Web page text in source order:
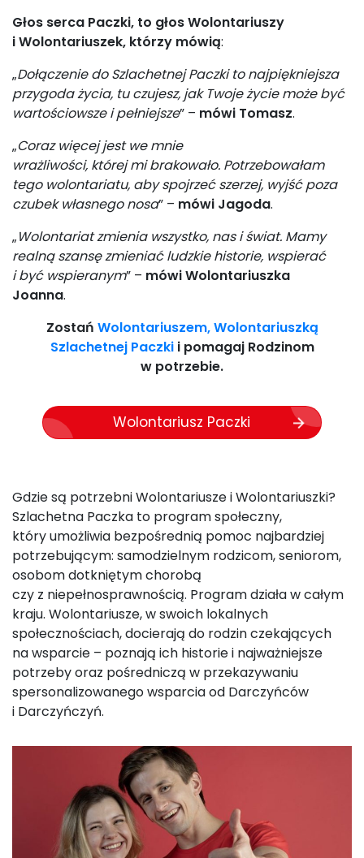
Głos serca Paczki, to głos Wolontariuszy
i Wolontariuszek, którzy mówią:
„Dołączenie do Szlachetnej Paczki to najpiękniejsza
przygoda życia, tu czujesz, jak Twoje życie może być
wartościowsze i pełniejsze” – mówi Tomasz.
„Coraz więcej jest we mnie
wrażliwości, której mi brakowało. Potrzebowałam
tego wolontariatu, aby spojrzeć szerzej, wyjść poza
czubek własnego nosa” – mówi Jagoda.
„Wolontariat zmienia wszystko, nas i świat. Mamy
realną szansę zmieniać ludzkie historie, wspierać
i być wspieranym” – mówi Wolontariuszka
Joanna.
Zostań Wolontariuszem, Wolontariuszką
Szlachetnej Paczkii pomagaj Rodzinom
w potrzebie.
Wolontariusz Paczki
Gdzie są potrzebni Wolontariusze i Wolontariuszki?
Szlachetna Paczka to program społeczny,
który umożliwia bezpośrednią pomoc najbardziej
potrzebującym: samodzielnym rodzicom, seniorom,
osobom dotkniętym chorobą
czy z niepełnosprawnością. Program działa w całym
kraju. Wolontariusze, w swoich lokalnych
społecznościach, docierają do rodzin czekających
na wsparcie – poznają ich historie i najważniejsze
potrzeby oraz pośredniczą w przekazywaniu
spersonalizowanego wsparcia od Darczyńców
i Darczyńczyń.